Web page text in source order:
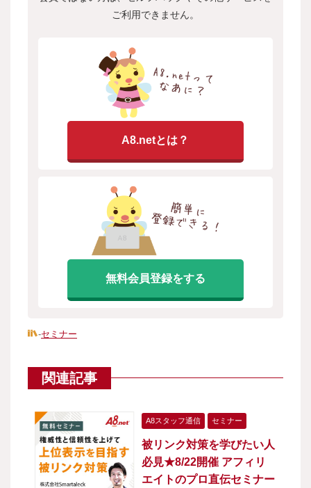
ご利用できません。
A8.netとは？
無料会員登録をする
-セミナー
関連記事
A8スタッフ通信 セミナー
被リンク対策を学びたい人
必見★8/22開催 アフィリ
エイトのプロ直伝セミナー